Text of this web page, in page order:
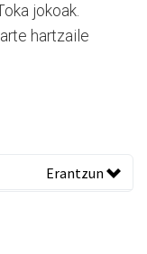
jokoak.
hartzaile
Erantzun